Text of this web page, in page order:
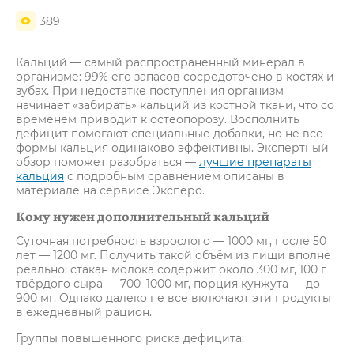
389
Кальций — самый распространённый минерал в
организме: 99% его запасов сосредоточено в костях и
зубах. При недостатке поступления организм
начинает «забирать» кальций из костной ткани, что со
временем приводит к остеопорозу. Восполнить
дефицит помогают специальные добавки, но не все
формы кальция одинаково эффективны. Экспертный
обзор поможет разобраться — лучшие препараты
кальция с подробным сравнением описаны в
материале на сервисе Эксперо.
Кому нужен дополнительный кальций
Суточная потребность взрослого — 1000 мг, после 50
лет — 1200 мг. Получить такой объём из пищи вполне
реально: стакан молока содержит около 300 мг, 100 г
твёрдого сыра — 700–1000 мг, порция кунжута — до
900 мг. Однако далеко не все включают эти продукты
в ежедневный рацион.
Группы повышенного риска дефицита: